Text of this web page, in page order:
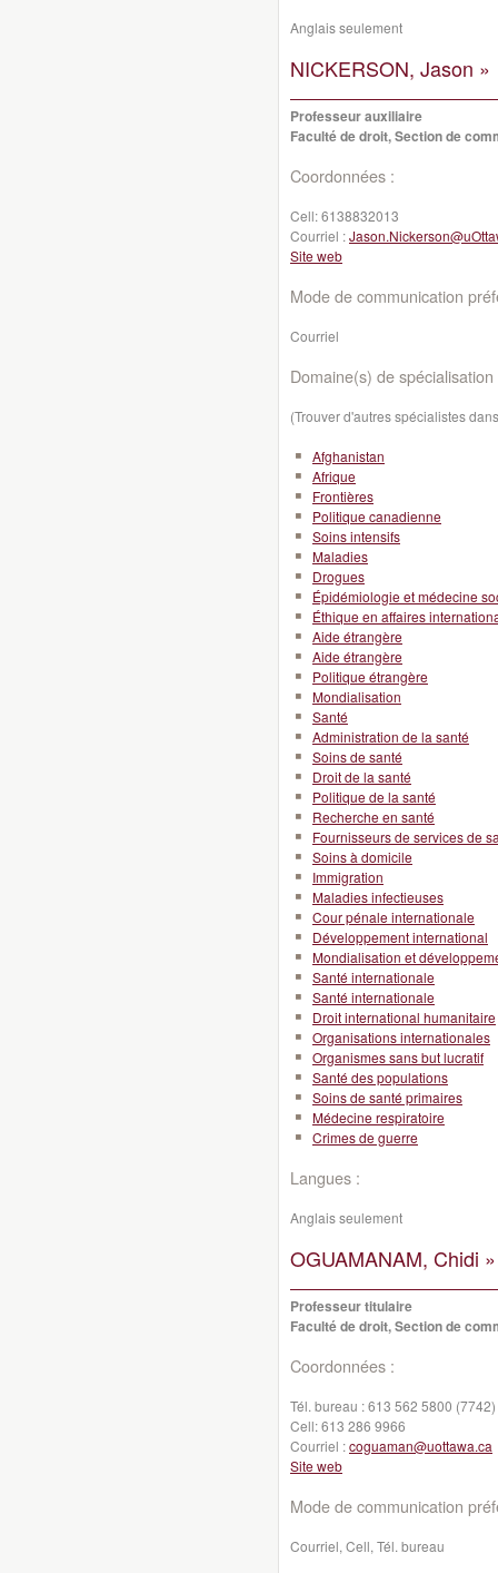
Anglais seulement
NICKERSON, Jason »
Professeur auxiliaire
Faculté de droit, Section de
Coordonnées :
Cell:6138832013
Courriel :
Site web
Mode de communication
Courriel
Domaine(s) de spécialisation
(Trouver d'autres spécialistes
Afghanistan
Afrique
Frontières
Politique canadienne
Soins intensifs
Maladies
Drogues
Épidémiologie et médecine
Éthique en affaires
Aide étrangère
Aide étrangère
Politique étrangère
Mondialisation
Santé
Administration de la santé
Soins de santé
Droit de la santé
Politique de la santé
Recherche en santé
Fournisseurs de services de
Soins à domicile
Immigration
Maladies infectieuses
Cour pénale internationale
Développement international
Mondialisation et
Santé internationale
Santé internationale
Droit international humanitaire
Organisations internationales
Organismes sans but lucratif
Santé des populations
Soins de santé primaires
Médecine respiratoire
Crimes de guerre
Langues :
Anglais seulement
OGUAMANAM, Chidi »
Professeur titulaire
Faculté de droit, Section de
Coordonnées :
Tél. bureau :613 562 5800 (7742)
Cell:613 286 9966
Courriel :coguaman@uottawa.ca
Site web
Mode de communication
Courriel, Cell, Tél. bureau